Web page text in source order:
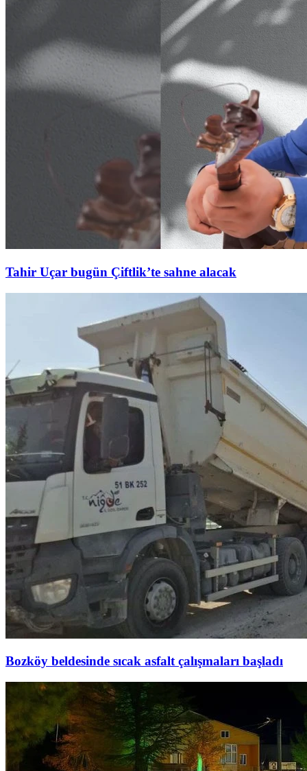
Tahir Uçar bugün Çiftlik’te sahne alacak
Bozköy beldesinde sıcak asfalt çalışmaları başladı